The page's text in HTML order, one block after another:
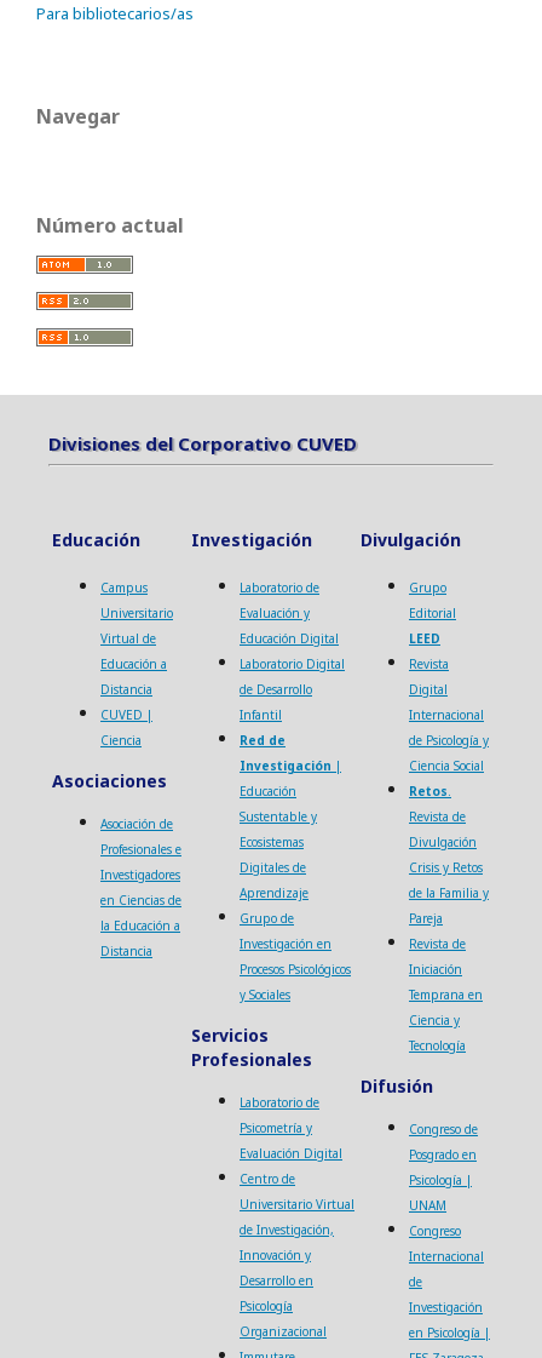
Para bibliotecarios/as
Navegar
Número actual
Divisiones del Corporativo CUVED
Divisiones del Corporativo CUVED
Educación Investigación Divulgación
Campus
Universitario
Virtual de
Educación a
Distancia
CUVED |
Ciencia
Asociaciones
Asociación de
Profesionales e
Investigadores
en Ciencias de
la Educación a
Distancia
Laboratorio de
Evaluación y
Educación Digital
Laboratorio Digital
de Desarrollo
Infantil
Red de
Investigación |
Educación
Sustentable y
Ecosistemas
Digitales de
Aprendizaje
Grupo de
Investigación en
Procesos Psicológicos
y Sociales
Servicios
Profesionales
Laboratorio de
Psicometría y
Evaluación Digital
Centro de
Universitario Virtual
de Investigación,
Innovación y
Desarrollo en
Psicología
Organizacional
Grupo
Editorial
LEED
Revista
Digital
Internacional
de Psicología y
Ciencia Social
Retos.
Revista de
Divulgación
Crisis y Retos
de la Familia y
Pareja
Revista de
Iniciación
Temprana en
Ciencia y
Tecnología
Difusión
Congreso de
Posgrado en
Psicología |
UNAM
Congreso
Internacional
de
Investigación
en Psicología |